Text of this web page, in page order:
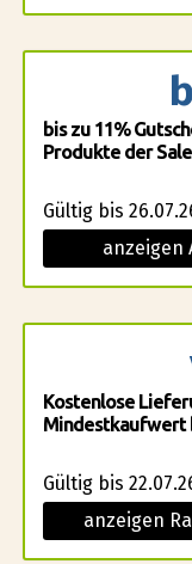
bis zu 11%
Produkte der
Gültig bis
anzeigen
Kostenlose
Mindestkaufwert
Gültig bis
anzeigen